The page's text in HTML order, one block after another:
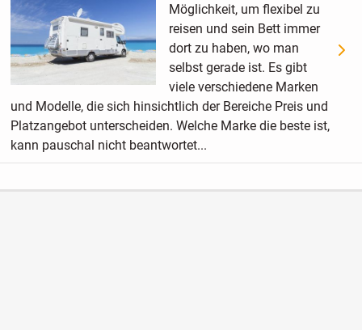
Möglichkeit, um flexibel zu
reisen und sein Bett immer
dort zu haben, wo man
selbst gerade ist. Es gibt
viele verschiedene Marken
und Modelle, die sich hinsichtlich der Bereiche Preis und
Platzangebot unterscheiden. Welche Marke die beste ist,
kann pauschal nicht beantwortet...